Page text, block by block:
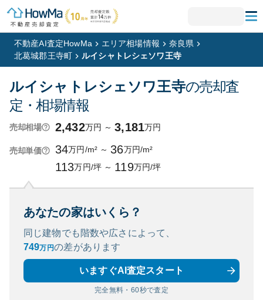
不動産AI査定HowMa エリア相場情報
奈良県
北葛城郡王寺町
ルイシャトレシェソワ王寺
ルイシャトレシェソワ王寺の売却査
定・相場情報
売却相場 2,432万円 ～ 3,181万円
売却単価 34万円/m² ～ 36万円/m²
113万円/坪 ～ 119万円/坪
あなたの家はいくら？
同じ建物でも階数や広さによって、
749万円の差があります
いますぐAI査定スタート
完全無料・60秒で査定